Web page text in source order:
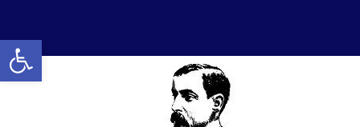
Open toolbar